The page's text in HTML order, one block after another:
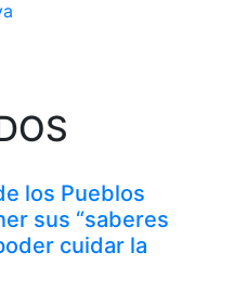
los Pueblos
sus “saberes
cuidar la